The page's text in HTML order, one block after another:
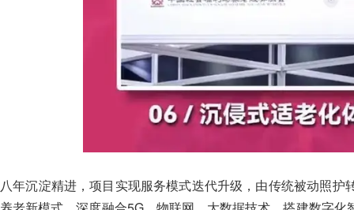
八年沉淀精进，项目实现服务模式迭代升级，由传统被动照